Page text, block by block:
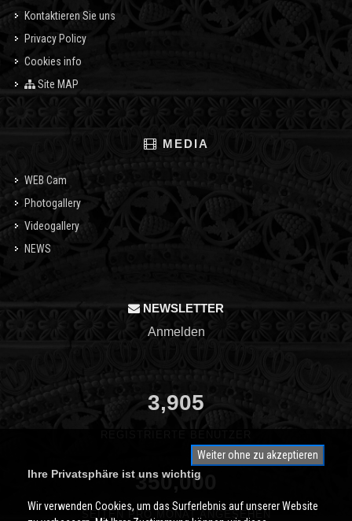
Kontaktieren Sie uns
Privacy Policy
Cookies info
Site MAP
MEDIA
WEB Cam
Photogallery
Videogallery
NEWS
NEWSLETTER
Anmelden
3,905
350,000
SEITEN PRO MONAT ANGESEHEN
Weiter ohne zu akzeptieren
Ihre Privatsphäre ist uns wichtig
Wir verwenden Cookies, um das Surferlebnis auf unserer Website